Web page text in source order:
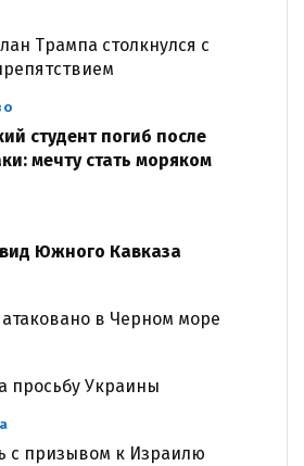
Трампа столкнулся с
студент погиб после
мечту стать моряком
Южного Кавказа
атаковано в Черном море
просьбу Украины
с призывом к Израилю